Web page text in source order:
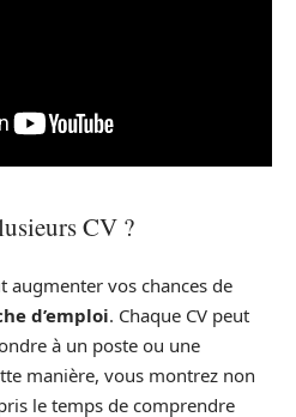
CV ?
augmenter vos chances de
d’emploi. Chaque CV peut
à un poste ou une
manière, vous montrez non
le temps de comprendre